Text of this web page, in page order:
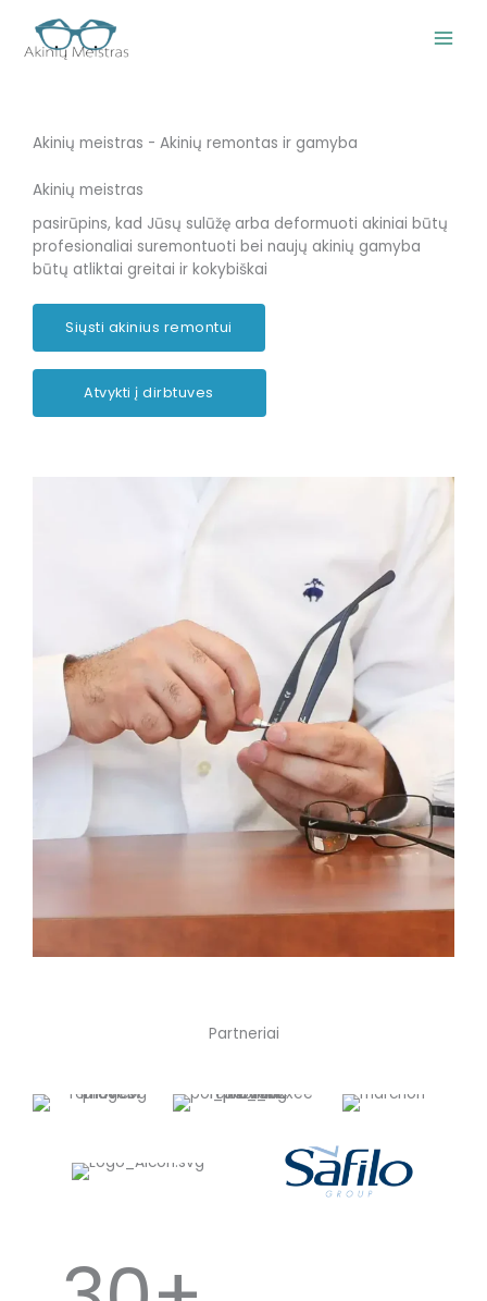
turinio
Akinių meistras - Akinių remontas ir gamyba
Akinių meistras
pasirūpins, kad Jūsų sulūžę arba deformuoti akiniai būtų
profesionaliai suremontuoti bei naujų akinių gamyba
būtų atliktai greitai ir kokybiškai
Siųsti akinius remontui
Atvykti į dirbtuves
Partneriai